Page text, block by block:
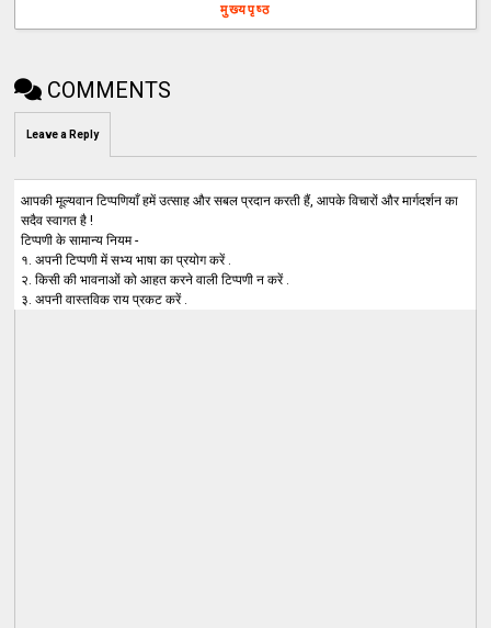
मुख्यपृष्ठ
COMMENTS
Leave a Reply
आपकी मूल्यवान टिप्पणियाँ हमें उत्साह और सबल प्रदान करती हैं, आपके विचारों और मार्गदर्शन का
सदैव स्वागत है !
टिप्पणी के सामान्य नियम -
१. अपनी टिप्पणी में सभ्य भाषा का प्रयोग करें .
२. किसी की भावनाओं को आहत करने वाली टिप्पणी न करें .
३. अपनी वास्तविक राय प्रकट करें .